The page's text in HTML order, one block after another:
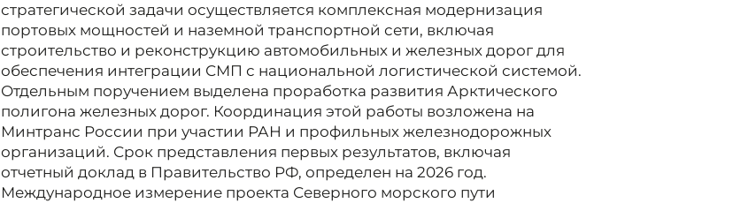
стратегической задачи осуществляется комплексная модернизация
портовых мощностей и наземной транспортной сети, включая
строительство и реконструкцию автомобильных и железных дорог для
обеспечения интеграции СМП с национальной логистической системой.
Отдельным поручением выделена проработка развития Арктического
полигона железных дорог. Координация этой работы возложена на
Минтранс России при участии РАН и профильных железнодорожных
организаций. Срок представления первых результатов, включая
отчетный доклад в Правительство РФ, определен на 2026 год.
Международное измерение проекта Северного морского пути